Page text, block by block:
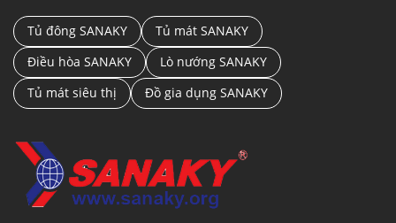
Tủ đông SANAKY
Tủ mát SANAKY
Điều hòa SANAKY
Lò nướng SANAKY
Tủ mát siêu thị
Đồ gia dụng SANAKY